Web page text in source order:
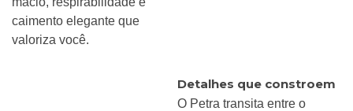
caimento elegante que
valoriza você.
Detalhes que constroem
O Petra transita entre o